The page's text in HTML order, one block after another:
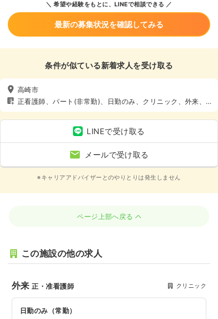
希望や経験をもとに、LINEで相談できる
最新の募集状況を確認してみる
条件が似ている新着求人を受け取る
高崎市
正看護師、パート(非常勤)、日勤のみ、クリニック、外来、4
週8休以上
LINEで受け取る
メールで受け取る
※キャリアアドバイザーとのやりとりは発生しません
ページ上部へ戻る
この施設の他の求人
外来正・准看護師 クリニック
日勤のみ（常勤）